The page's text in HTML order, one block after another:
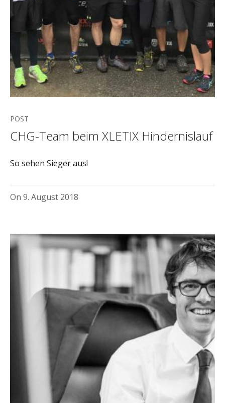
POST
CHG-Team beim XLETIX Hindernislauf
So sehen Sieger aus!
On 9. August 2018